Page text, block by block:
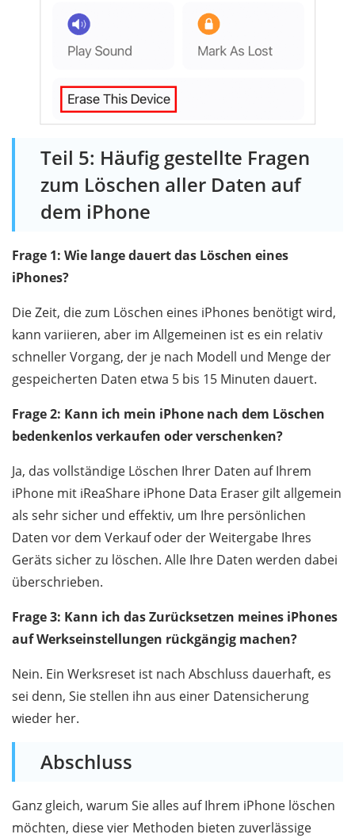
Teil 5: Häufig gestellte Fragen
zum Löschen aller Daten auf
dem iPhone
Frage 1: Wie lange dauert das Löschen eines
iPhones?
Die Zeit, die zum Löschen eines iPhones benötigt wird,
kann variieren, aber im Allgemeinen ist es ein relativ
schneller Vorgang, der je nach Modell und Menge der
gespeicherten Daten etwa 5 bis 15 Minuten dauert.
Frage 2: Kann ich mein iPhone nach dem Löschen
bedenkenlos verkaufen oder verschenken?
Ja, das vollständige Löschen Ihrer Daten auf Ihrem
iPhone mit iReaShare iPhone Data Eraser gilt allgemein
als sehr sicher und effektiv, um Ihre persönlichen
Daten vor dem Verkauf oder der Weitergabe Ihres
Geräts sicher zu löschen. Alle Ihre Daten werden dabei
überschrieben.
Frage 3: Kann ich das Zurücksetzen meines iPhones
auf Werkseinstellungen rückgängig machen?
Nein. Ein Werksreset ist nach Abschluss dauerhaft, es
sei denn, Sie stellen ihn aus einer Datensicherung
wieder her.
Abschluss
Ganz gleich, warum Sie alles auf Ihrem iPhone löschen
möchten, diese vier Methoden bieten zuverlässige